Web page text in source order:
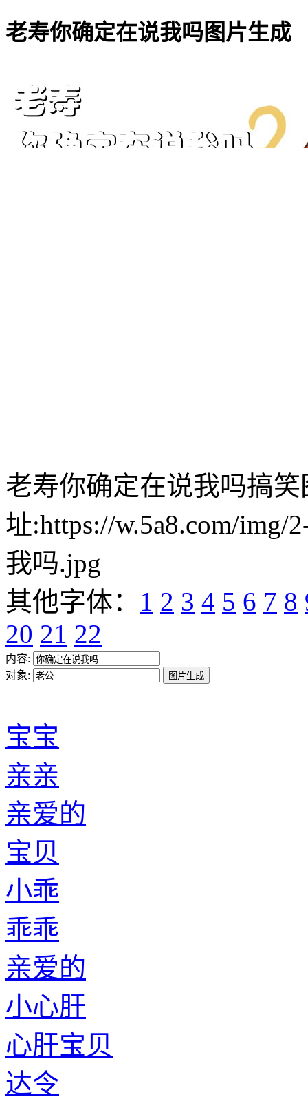
老寿你确定在说我吗图片生成
老寿你确定在说我吗搞笑
址:https://w.5a8.com/img/
我吗.jpg
其他字体： 1 2 3 4 5 6 7 8
20 21 22
内容:
对象:
宝宝
亲亲
亲爱的
宝贝
小乖
乖乖
亲爱的
小心肝
心肝宝贝
达令